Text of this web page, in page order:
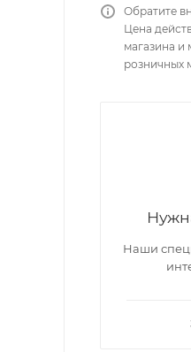
Обратите
Цена
магазина и
розничных
Наши